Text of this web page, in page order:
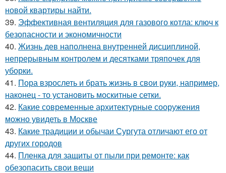
новой квартиры найти.
39. Эффективная вентиляция для газового котла: ключ к
безопасности и экономичности
40. Жизнь дев наполнена внутренней дисциплиной,
непрерывным контролем и десятками тряпочек для
уборки.
41. Пора взрослеть и брать жизнь в свои руки, например,
наконец - то установить москитные сетки.
42. Какие современные архитектурные сооружения
можно увидеть в Москве
43. Какие традиции и обычаи Сургута отличают его от
других городов
44. Пленка для защиты от пыли при ремонте: как
обезопасить свои вещи